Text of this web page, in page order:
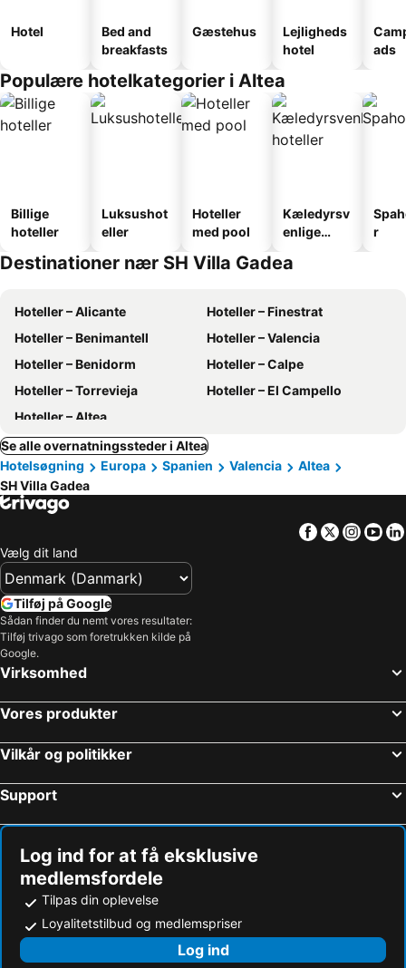
Hotel
Bed and
breakfasts
Gæstehus
Lejligheds
hotel
ads
Populære hotelkategorier i Altea
Billige
hoteller
Luksushot
eller
Hoteller
med pool
Kæledyrsv
enlige
r
Destinationer nær SH Villa Gadea
Hoteller – Alicante
Hoteller – Finestrat
Hoteller – Benimantell
Hoteller – Valencia
Hoteller – Benidorm
Hoteller – Calpe
Hoteller – Torrevieja
Hoteller – El Campello
Hoteller – Altea
Se alle overnatningssteder i Altea
Hotelsøgning
Europa Spanien Valencia
Altea
SH Villa Gadea
Facebook
Twitter
Vælg dit land
Tilføj på Google
Sådan finder du nemt vores resultater:
Tilføj trivago som foretrukken kilde på
Google.
Virksomhed
Vores produkter
Vilkår og politikker
Support
Log ind for at få eksklusive
medlemsfordele
Tilpas din oplevelse
Loyalitetstilbud og medlemspriser
Log ind